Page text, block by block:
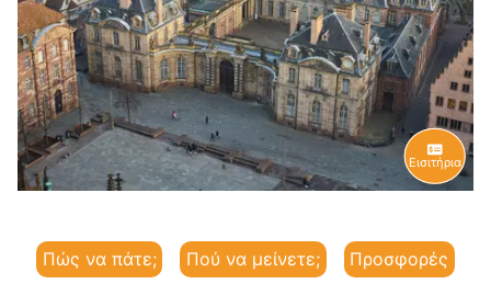
Εισιτήρια
Πώς να πάτε; Πού να μείνετε; Προσφορές